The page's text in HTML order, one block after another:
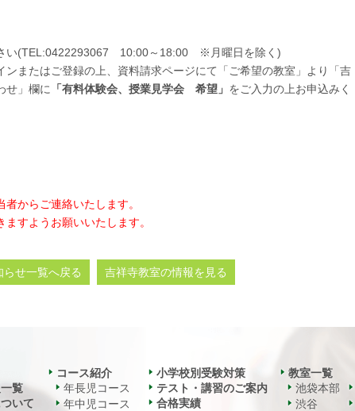
い(TEL:0422293067 10:00～18:00 ※月曜日を除く)
ンまたはご登録の上、資料請求ページにて「ご希望の教室」より「吉
せ」欄に
「有料体験会、授業見学会 希望 」 をご入力の上お申込みく
からご連絡いたします。
すようお願いいたします。
せ一覧へ戻る 吉祥寺教室の情報を見る
覧
いて
コース紹介
年長児コース
年中児コース
小学校別受験対策
テスト・講習のご案内
合格実績
教室一覧
池袋本部
渋谷